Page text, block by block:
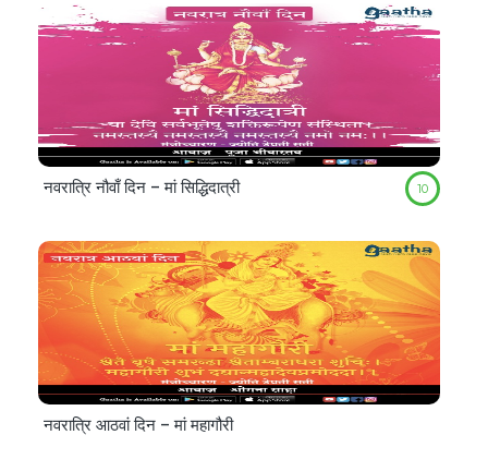
नवरात्रि नौवाँ दिन – मां सिद्धिदात्री 10
नवरात्रि आठवां दिन – मां महागौरी